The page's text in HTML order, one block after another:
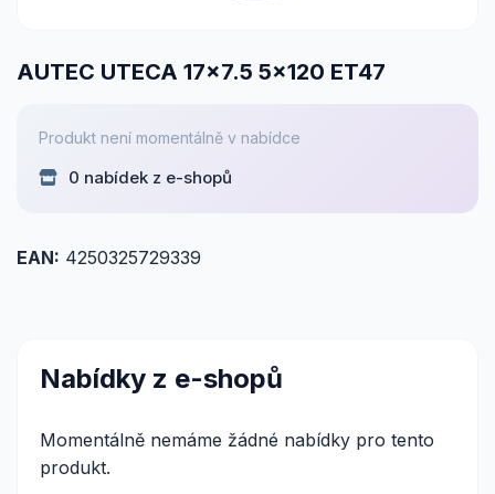
AUTEC UTECA 17x7.5 5x120 ET47
Produkt není momentálně v nabídce
0 nabídek z e-shopů
EAN: 4250325729339
Nabídky z e-shopů
Momentálně nemáme žádné nabídky pro tento
produkt.